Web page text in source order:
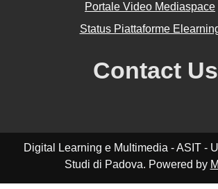
Portale Video Mediaspace
Status Piattaforme
Contact Us
Digital Learning e Multimedia - ASIT -
Studi di Padova. Powered by